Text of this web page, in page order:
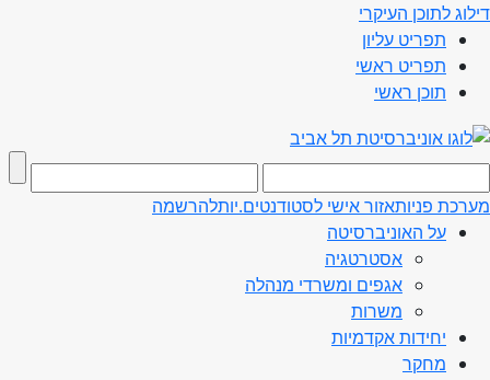
דילוג לתוכן העיקרי
תפריט עליון
תפריט ראשי
תוכן ראשי
מערכת פניותאזור אישי לסטודנטים.יותלהרשמה
על האוניברסיטה
אסטרטגיה
אגפים ומשרדי מנהלה
משרות
יחידות אקדמיות
מחקר